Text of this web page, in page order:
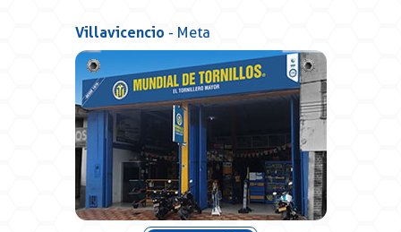
Villavicencio - Meta